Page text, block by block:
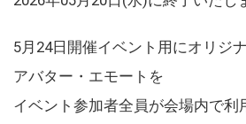
5月24日開催イベント用にオリジ
アバター・エモートを
イベント参加者全員が会場内で利